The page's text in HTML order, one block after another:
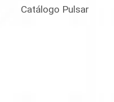
Catálogo Pulsar